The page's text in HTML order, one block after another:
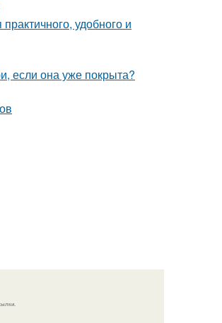
удобного и
если она уже покрыта?